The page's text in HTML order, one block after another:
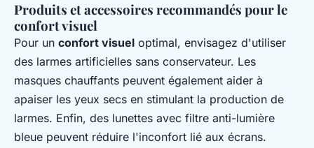
Produits et accessoires recommandés pour le
confort visuel
Pour un confort visuel optimal, envisagez d'utiliser
des larmes artificielles sans conservateur. Les
masques chauffants peuvent également aider à
apaiser les yeux secs en stimulant la production de
larmes. Enfin, des lunettes avec filtre anti-lumière
bleue peuvent réduire l'inconfort lié aux écrans.